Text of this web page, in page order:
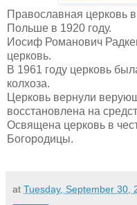
Православная церковь
Польше в 1920 году.
Иосиф Романович
церковь.
В 1961 году церковь
колхоза.
Церковь вернули
восстановлена на
Освящена церковь в
Богородицы.
at Tuesday, September 30,